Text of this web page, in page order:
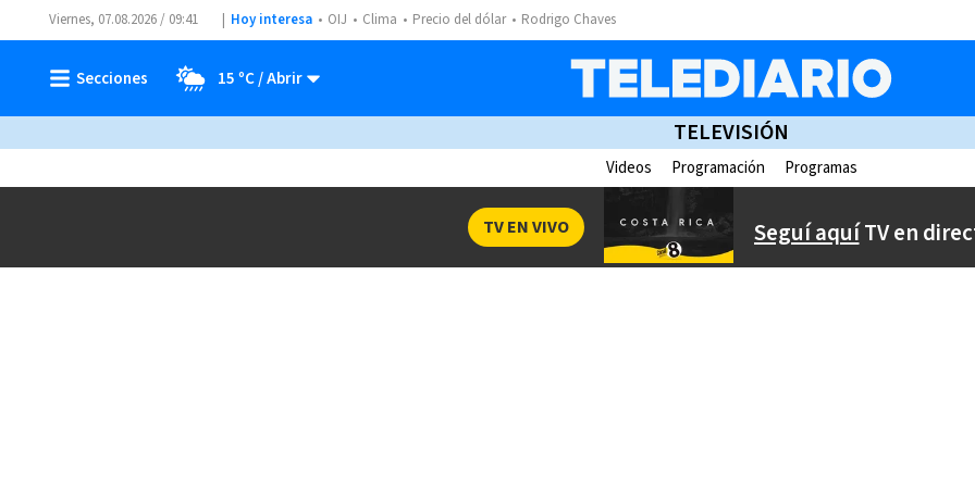
Viernes, 07.08.2026 / 09:41 Hoy interesa OIJ Clima Precio del dólar Rodrigo Chaves
15 ºC
TELEVISIÓN
Videos Programación Programas
Seguí aquíTV en
TV EN VIVO